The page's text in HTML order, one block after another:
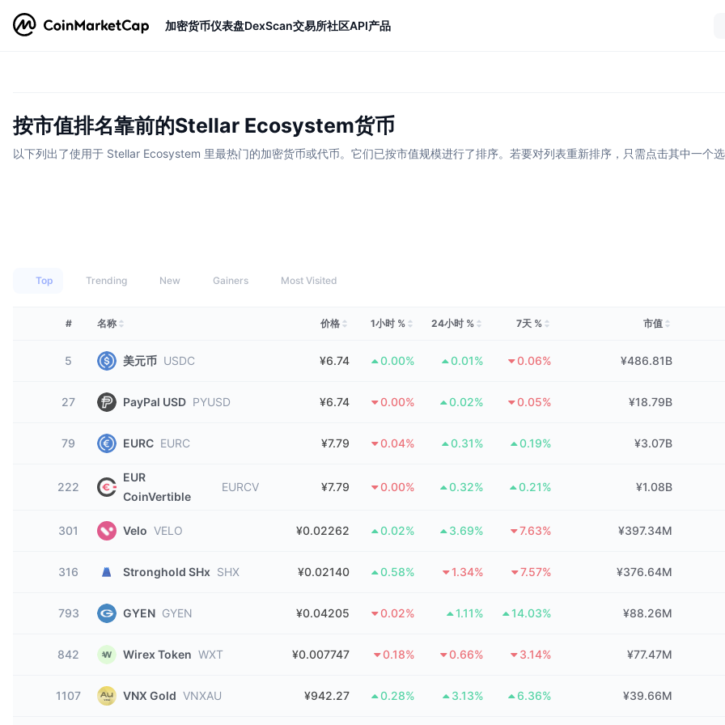
加密货币仪表盘DexScan交易所社区API产品
按市值排名靠前的Stellar Ecosystem货币
以下列出了使用于 Stellar Ecosystem 里最热门的加密货币或代币。它们已按市值规模进行了排序。若要对列表重新排序，只需点击其中一个
Top Trending New Gainers Most Visited
# 名称 价格 1小时 % 24小时 % 7天 % 市值
5 美元币 USDC ¥6.74 0.00% 0.01% 0.06% ¥486.81B
27 PayPal USD PYUSD ¥6.74 0.00% 0.02% 0.05% ¥18.79B
79 EURC EURC ¥7.79 0.04% 0.31% 0.19% ¥3.07B
222
EUR
CoinVertible
EURCV ¥7.79 0.00% 0.32% 0.21% ¥1.08B
301 Velo VELO ¥0.02262 0.02% 3.69% 7.63% ¥397.34M
316 Stronghold SHx SHX ¥0.02140 0.58% 1.34% 7.57% ¥376.64M
793 GYEN GYEN ¥0.04205 0.02% 1.11% 14.03% ¥88.26M
842 Wirex Token WXT ¥0.007747 0.18% 0.66% 3.14% ¥77.47M
1107 VNX Gold VNXAU ¥942.27 0.28% 3.13% 6.36% ¥39.66M